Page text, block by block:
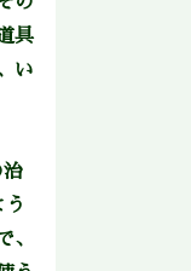
具
い
、